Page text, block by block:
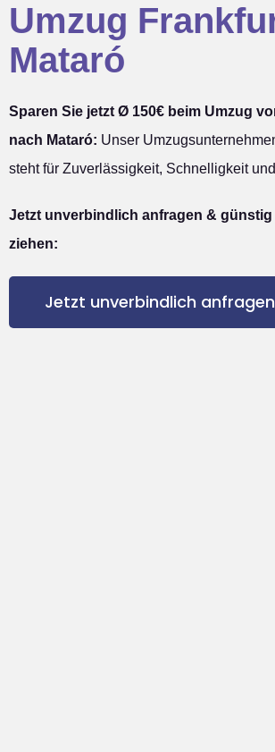
Umzug
Mataró
Sparen Sie jetzt Ø 150€ beim Umzug
nach Mataró: Unser
steht für Zuverlässigkeit, Schnelligkeit
Jetzt unverbindlich anfragen & günstig
ziehen:
Jetzt unverbindlich